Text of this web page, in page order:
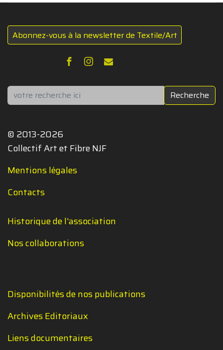
Abonnez-vous à la newsletter de Textile/Art
Rechercher Recherche
© 2013-2026
Collectif Art et Fibre NJF
Mentions légales
Contacts
Historique de l'association
Nos collaborations
Disponibilités de nos publications
Archives Editoriaux
Liens documentaires